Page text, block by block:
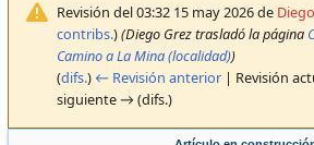
Revisión del 03:32 15 may 2026 de
contribs.)(Diego Grez trasladó la página
Camino a La Mina (localidad))
(difs.) ← Revisión anterior| Revisión
siguiente → (difs.)